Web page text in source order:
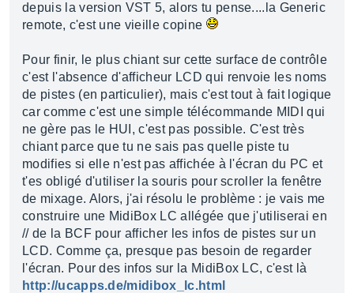
depuis la version VST 5, alors tu pense....la Generic
remote, c'est une vieille copine
Pour finir, le plus chiant sur cette surface de contrôle
c'est l'absence d'afficheur LCD qui renvoie les noms
de pistes (en particulier), mais c'est tout à fait logique
car comme c'est une simple télécommande MIDI qui
ne gère pas le HUI, c'est pas possible. C'est très
chiant parce que tu ne sais pas quelle piste tu
modifies si elle n'est pas affichée à l'écran du PC et
t'es obligé d'utiliser la souris pour scroller la fenêtre
de mixage. Alors, j'ai résolu le problème : je vais me
construire une MidiBox LC allégée que j'utiliserai en
// de la BCF pour afficher les infos de pistes sur un
LCD. Comme ça, presque pas besoin de regarder
l'écran. Pour des infos sur la MidiBox LC, c'est là
http://ucapps.de/midibox_lc.html